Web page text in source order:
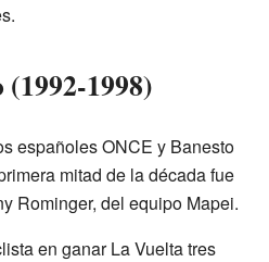
1998)
españoles ONCE y Banesto
mitad de la década fue
Rominger, del equipo Mapei.
en ganar La Vuelta tres